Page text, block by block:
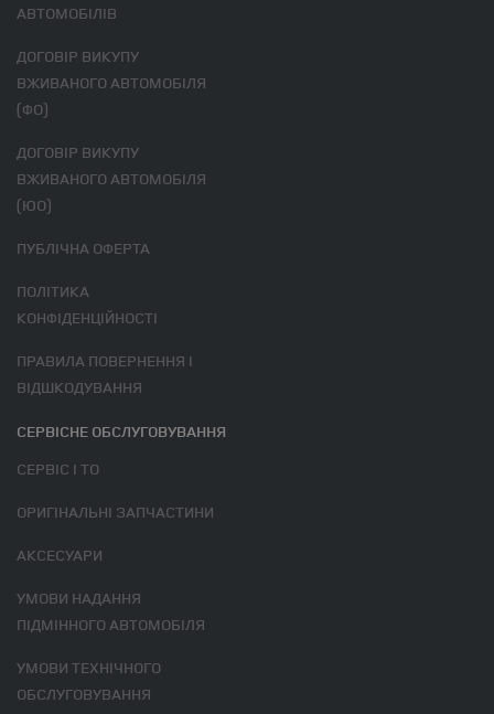
АВТОМОБІЛІВ
ДОГОВІР ВИКУПУ
ВЖИВАНОГО АВТОМОБІЛЯ
(ФО)
ДОГОВІР ВИКУПУ
ВЖИВАНОГО АВТОМОБІЛЯ
(ЮО)
ПУБЛІЧНА ОФЕРТА
ПОЛІТИКА
КОНФІДЕНЦІЙНОСТІ
ПРАВИЛА ПОВЕРНЕННЯ І
ВІДШКОДУВАННЯ
СЕРВІСНЕ ОБСЛУГОВУВАННЯ
СЕРВІС І ТО
ОРИГІНАЛЬНІ ЗАПЧАСТИНИ
АКСЕСУАРИ
УМОВИ НАДАННЯ
ПІДМІННОГО АВТОМОБІЛЯ
УМОВИ ТЕХНІЧНОГО
ОБСЛУГОВУВАННЯ